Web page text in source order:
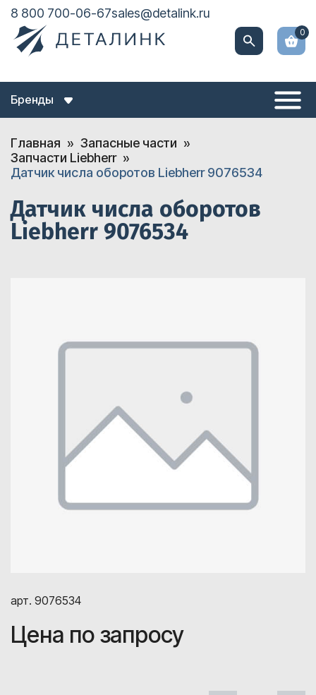
8 800 700-06-67sales@detalink.ru
0
Бренды
Главная
Запасные части
Запчасти Liebherr
Датчик числа оборотов Liebherr 9076534
Датчик числа оборотов
Liebherr 9076534
арт. 9076534
Цена по запросу